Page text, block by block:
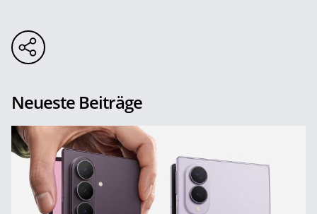
Neueste Beiträge